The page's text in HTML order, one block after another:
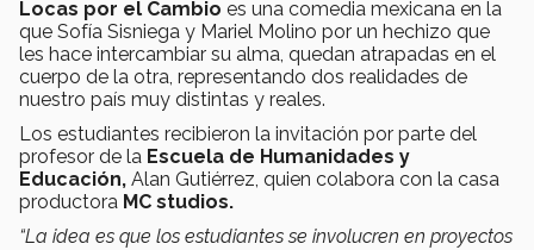
Locas por el Cambio es una comedia mexicana en la
que Sofía Sisniega y Mariel Molino por un hechizo que
les hace intercambiar su alma, quedan atrapadas en el
cuerpo de la otra, representando dos realidades de
nuestro país muy distintas y reales.
Los estudiantes recibieron la invitación por parte del
profesor de la Escuela de Humanidades y
Educación, Alan Gutiérrez, quien colabora con la casa
productora MC studios.
“La idea es que los estudiantes se involucren en proyectos